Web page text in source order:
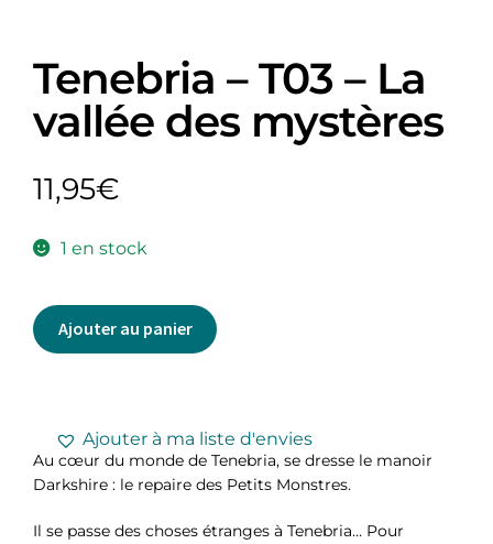
Tenebria – T03 – La
vallée des mystères
11,95€
1 en stock
Ajouter au panier
Ajouter à ma liste d'envies
Au cœur du monde de Tenebria, se dresse le manoir
Darkshire : le repaire des Petits Monstres.
Il se passe des choses étranges à Tenebria… Pour